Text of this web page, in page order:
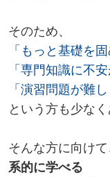
そのため、
「もっと基礎を
「専門知識に不安
「演習問題が難し
という方も少なく
そんな方に向けて
系的に学べる